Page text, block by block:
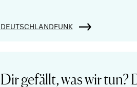
DEUTSCHLANDFUNK
Dir gefällt, was wir tun?